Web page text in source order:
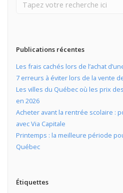
Publications récentes
Les frais cachés lors de l’achat
7 erreurs à éviter lors de la vente
Les villes du Québec où les prix
en 2026
Acheter avant la rentrée scolaire :
avec Via Capitale
Printemps : la meilleure période
Québec
Étiquettes